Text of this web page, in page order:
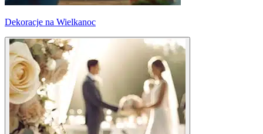
Dekoracje na Wielkanoc